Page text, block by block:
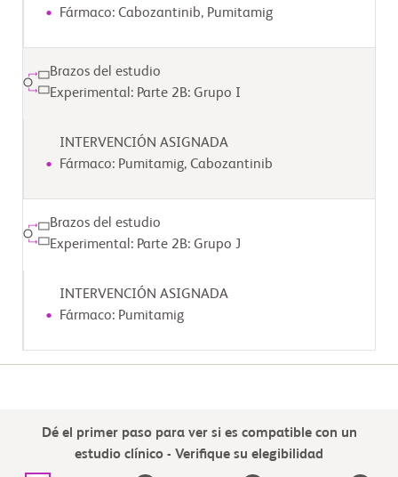
Fármaco: Cabozantinib, Pumitamig
Brazos del estudio
Experimental: Parte 2B: Grupo I
INTERVENCIÓN ASIGNADA
Fármaco: Pumitamig, Cabozantinib
Brazos del estudio
Experimental: Parte 2B: Grupo J
INTERVENCIÓN ASIGNADA
Fármaco: Pumitamig
Dé el primer paso para ver si es compatible con un
estudio clínico - Verifique su elegibilidad